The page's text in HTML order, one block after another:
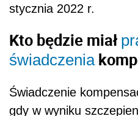
stycznia 2022 r.
Kto będzie miał
świadczenia
Świadczenie
gdy w wyniku